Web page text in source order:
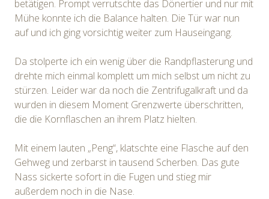
betätigen. Prompt verrutschte das Dönertier und nur mit
Mühe konnte ich die Balance halten. Die Tür war nun
auf und ich ging vorsichtig weiter zum Hauseingang.
Da stolperte ich ein wenig über die Randpflasterung und
drehte mich einmal komplett um mich selbst um nicht zu
stürzen. Leider war da noch die Zentrifugalkraft und da
wurden in diesem Moment Grenzwerte überschritten,
die die Kornflaschen an ihrem Platz hielten.
Mit einem lauten „Peng“, klatschte eine Flasche auf den
Gehweg und zerbarst in tausend Scherben. Das gute
Nass sickerte sofort in die Fugen und stieg mir
außerdem noch in die Nase.